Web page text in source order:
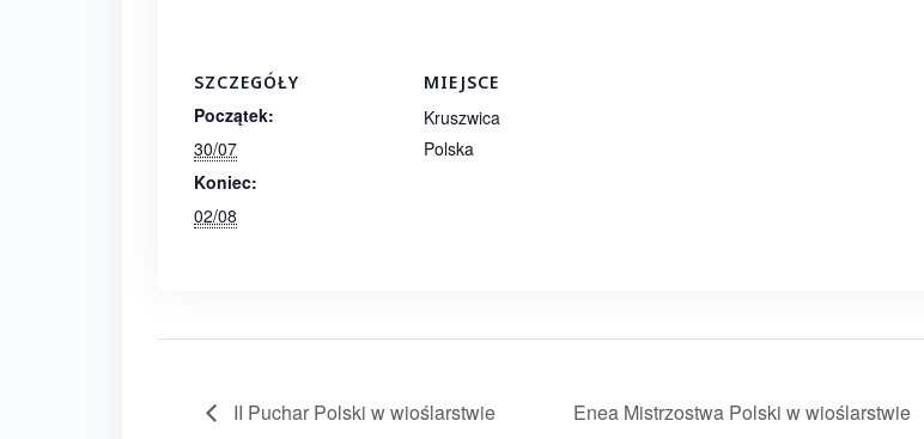
SZCZEGÓŁY
Początek:
30/07
Koniec:
02/08
MIEJSCE
Kruszwica
Polska
II Puchar Polski w wioślarstwie
Enea Mistrzostwa Polski w wioślarstwie